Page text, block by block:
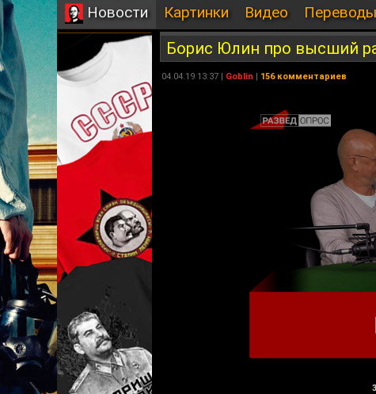
Новости Картинки Видео Переводы
Борис Юлин про высший
04.04.19 13:37 | Goblin | 156 комментариев